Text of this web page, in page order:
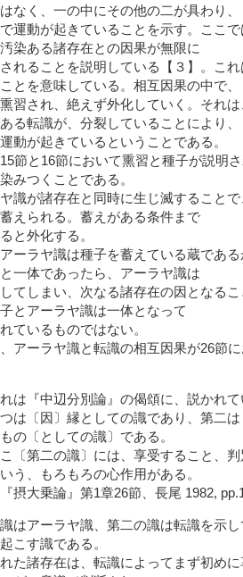
なく、一の中にその他の二が具わり、
運動が起きていることを示す。ここ
染ある諸存在との因果が無限に
れることを説明している【３】。こ
とを意味している。相互因果の中で、
習され、絶えず外化していく。それ
る転識が、分裂していることにより、
動が起きているということである。
節と16節において熏習と種子が説明
みつくことである。
識が諸存在と同時に生じ滅すること
えられる。蓄えがある条件まで
と外化する。
ーラヤ識は種子を蓄えている蔵であ
一体であったら、アーラヤ識は
てしまい、次なる諸存在の因となる
とアーラヤ識は一体となって
ているものではない。
アーラヤ識と転識の相互因果が26節
『中辺分別論』の偈頌に、説かれて
〔因〕縁としての識であり、第二は
の〔としての識〕である。
第二の識〕には、享受すること、判
う、もろもろの心作用がある。
大乗論』第1章26節、長尾 1982,
はアーラヤ識、第二の識は転識を示
こす識である。
た諸存在は、転識によってまず初め